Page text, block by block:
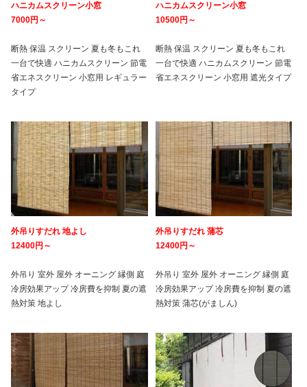
ハニカムスクリーン小窓
7000円～
断熱 保温 スクリーン 夏も冬もこれ
一台で快適 ハニカムスクリーン 節電
省エネスクリーン 小窓用 レギュラー
タイプ
ハニカムスクリーン小窓
10500円～
断熱 保温 スクリーン 夏も冬もこれ
一台で快適 ハニカムスクリーン 節電
省エネスクリーン 小窓用 遮光タイプ
外吊りすだれ 地よし
12400円～
外吊り 室外 屋外 オーニング 縁側 庭
冷房効果アップ 冷房費を抑制 夏の遮
熱対策 地よし
外吊りすだれ 蒲芯
12400円～
外吊り 室外 屋外 オーニング 縁側 庭
冷房効果アップ 冷房費を抑制 夏の遮
熱対策 蒲芯(がましん)